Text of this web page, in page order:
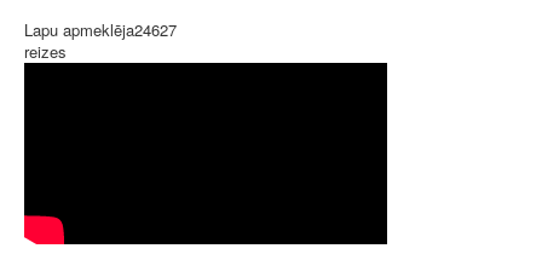
Lapu apmeklēja24627
reizes